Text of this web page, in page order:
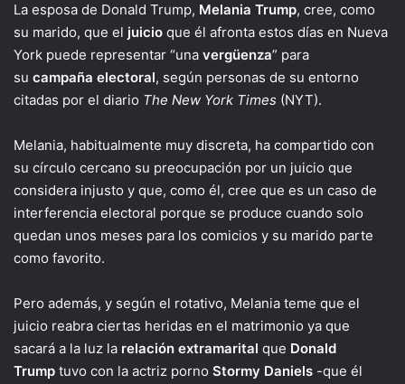
La esposa de Donald Trump, Melania Trump, cree, como
su marido, que el juicio que él afronta estos días en Nueva
York puede representar “una vergüenza” para
su campaña electoral, según personas de su entorno
citadas por el diario The New York Times (NYT).
Melania, habitualmente muy discreta, ha compartido con
su círculo cercano su preocupación por un juicio que
considera injusto y que, como él, cree que es un caso de
interferencia electoral porque se produce cuando solo
quedan unos meses para los comicios y su marido parte
como favorito.
Pero además, y según el rotativo, Melania teme que el
juicio reabra ciertas heridas en el matrimonio ya que
sacará a la luz la relación extramarital que Donald
Trump tuvo con la actriz porno Stormy Daniels -que él